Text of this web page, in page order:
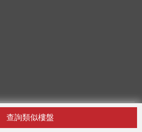
查詢類似樓盤